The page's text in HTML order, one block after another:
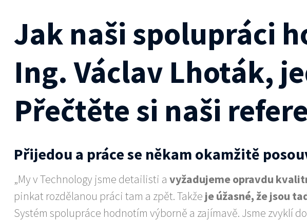
Jak naši spolupráci
Ing. Václav Lhoták,
Přečtěte si naši
Přijedou a práce se někam okamžitě
„My v Technology jsme detailisti a vyžadujeme opravdu
pinkat rozdělanou práci tam a zpět. Takže je úžasné, že jsou
Systém spolupráce hodnotím výborně a zajímavě. Jsme zvyklí